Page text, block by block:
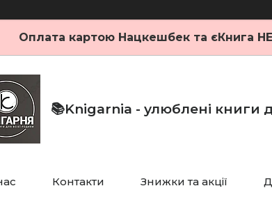
Оплата картою Нацкешбек та єКнига
📚Knigarnia - улюблені книги
Контакти Знижки та акції